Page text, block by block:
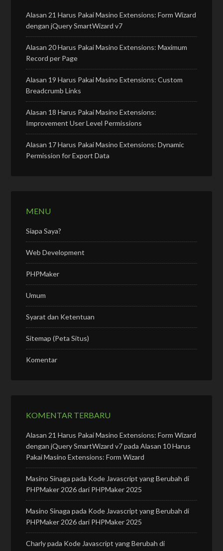
Alasan 21 Harus Pakai Masino Extensions: Form Wizard
dengan jQuery SmartWizard v7
Alasan 20 Harus Pakai Masino Extensions: Maximum
Record per Page
Alasan 19 Harus Pakai Masino Extensions: Custom
Breadcrumb Links
Alasan 18 Harus Pakai Masino Extensions:
Improvement User Level Permissions
Alasan 17 Harus Pakai Masino Extensions: Dynamic
Permission for Export Data
MENU
Siapa Saya?
Web Development
PHPMaker
Umum
Syarat dan Ketentuan
Sitemap (Peta Situs)
Komentar
KOMENTAR TERBARU
Alasan 21 Harus Pakai Masino Extensions: Form Wizard
dengan jQuery SmartWizard v7padaAlasan 10 Harus
Pakai Masino Extensions: Form Wizard
Masino Sinaga pada Kode Javascript yang Berubah di
PHPMaker 2026 dari PHPMaker 2025
Masino Sinaga pada Kode Javascript yang Berubah di
PHPMaker 2026 dari PHPMaker 2025
Charlypada Kode Javascript yang Berubah di